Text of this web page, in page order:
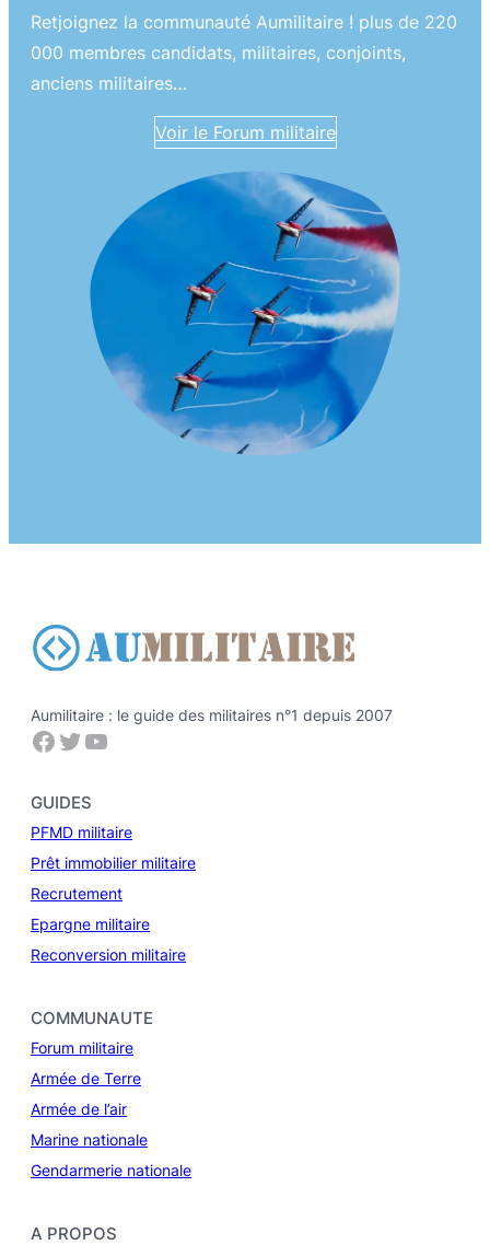
Retjoignez la communauté Aumilitaire ! plus de 220
000 membres candidats, militaires, conjoints,
anciens militaires…
Voir le Forum militaire
Aumilitaire : le guide des militaires n°1 depuis 2007
Facebook
Twitter
YouTube
GUIDES
PFMD militaire
Prêt immobilier militaire
Recrutement
Epargne militaire
Reconversion militaire
COMMUNAUTE
Forum militaire
Armée de Terre
Armée de l’air
Marine nationale
Gendarmerie nationale
A PROPOS